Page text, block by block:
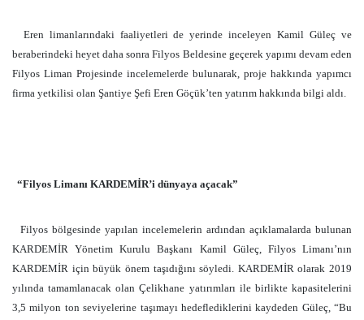
Eren limanlarındaki faaliyetleri de yerinde inceleyen Kamil Güleç ve
beraberindeki heyet daha sonra Filyos Beldesine geçerek yapımı devam eden
Filyos Liman Projesinde incelemelerde bulunarak, proje hakkında yapımcı
firma yetkilisi olan Şantiye Şefi Eren Göçük’ten yatırım hakkında bilgi aldı.
“Filyos Limanı KARDEMİR’i dünyaya açacak”
Filyos bölgesinde yapılan incelemelerin ardından açıklamalarda bulunan
KARDEMİR Yönetim Kurulu Başkanı Kamil Güleç, Filyos Limanı’nın
KARDEMİR için büyük önem taşıdığını söyledi. KARDEMİR olarak 2019
yılında tamamlanacak olan Çelikhane yatırımları ile birlikte kapasitelerini
3,5 milyon ton seviyelerine taşımayı hedeflediklerini kaydeden Güleç, “Bu